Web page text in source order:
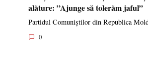
alăture: ”Ajunge să tolerăm jaful”
Partidul Comuniștilor din Republica
0